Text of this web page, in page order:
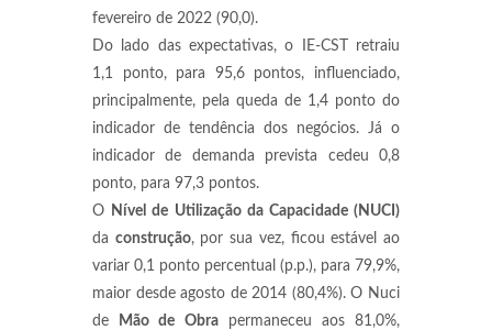
fevereiro de 2022 (90,0).
Do lado das expectativas, o IE-CST retraiu
1,1 ponto, para 95,6 pontos, influenciado,
principalmente, pela queda de 1,4 ponto do
indicador de tendência dos negócios. Já o
indicador de demanda prevista cedeu 0,8
ponto, para 97,3 pontos.
O Nível de Utilização da Capacidade (NUCI)
da construção, por sua vez, ficou estável ao
variar 0,1 ponto percentual (p.p.), para 79,9%,
maior desde agosto de 2014 (80,4%). O Nuci
de
Mão de Obrapermaneceu aos 81,0%,